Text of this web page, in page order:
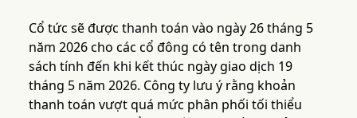
Cổ tức sẽ được thanh toán vào ngày 26 tháng 5
năm 2026 cho các cổ đông có tên trong danh
sách tính đến khi kết thúc ngày giao dịch 19
tháng 5 năm 2026. Công ty lưu ý rằng khoản
thanh toán vượt quá mức phân phối tối thiểu